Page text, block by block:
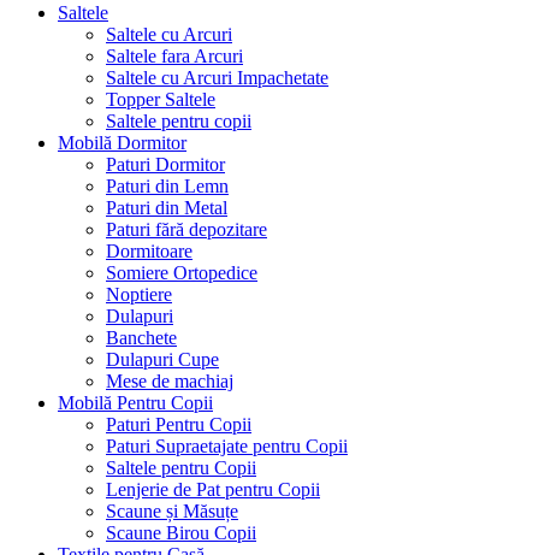
Saltele
Saltele cu Arcuri
Saltele fara Arcuri
Saltele cu Arcuri Impachetate
Topper Saltele
Saltele pentru copii
Mobilă Dormitor
Paturi Dormitor
Paturi din Lemn
Paturi din Metal
Paturi fără depozitare
Dormitoare
Somiere Ortopedice
Noptiere
Dulapuri
Banchete
Dulapuri Cupe
Mese de machiaj
Mobilă Pentru Copii
Paturi Pentru Copii
Paturi Supraetajate pentru Copii
Saltele pentru Copii
Lenjerie de Pat pentru Copii
Scaune și Măsuțe
Scaune Birou Copii